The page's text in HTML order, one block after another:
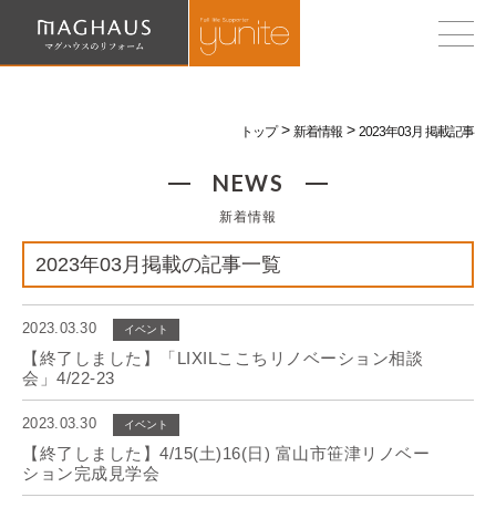
トップ 新着情報 2023年03月 掲載記事
NEWS
新着情報
2023年03月掲載の記事一覧
2023.03.30 イベント
【終了しました】「LIXILここちリノベーション相談
会」4/22-23
2023.03.30 イベント
【終了しました】4/15(土)16(日) 富山市笹津リノベー
ション完成見学会